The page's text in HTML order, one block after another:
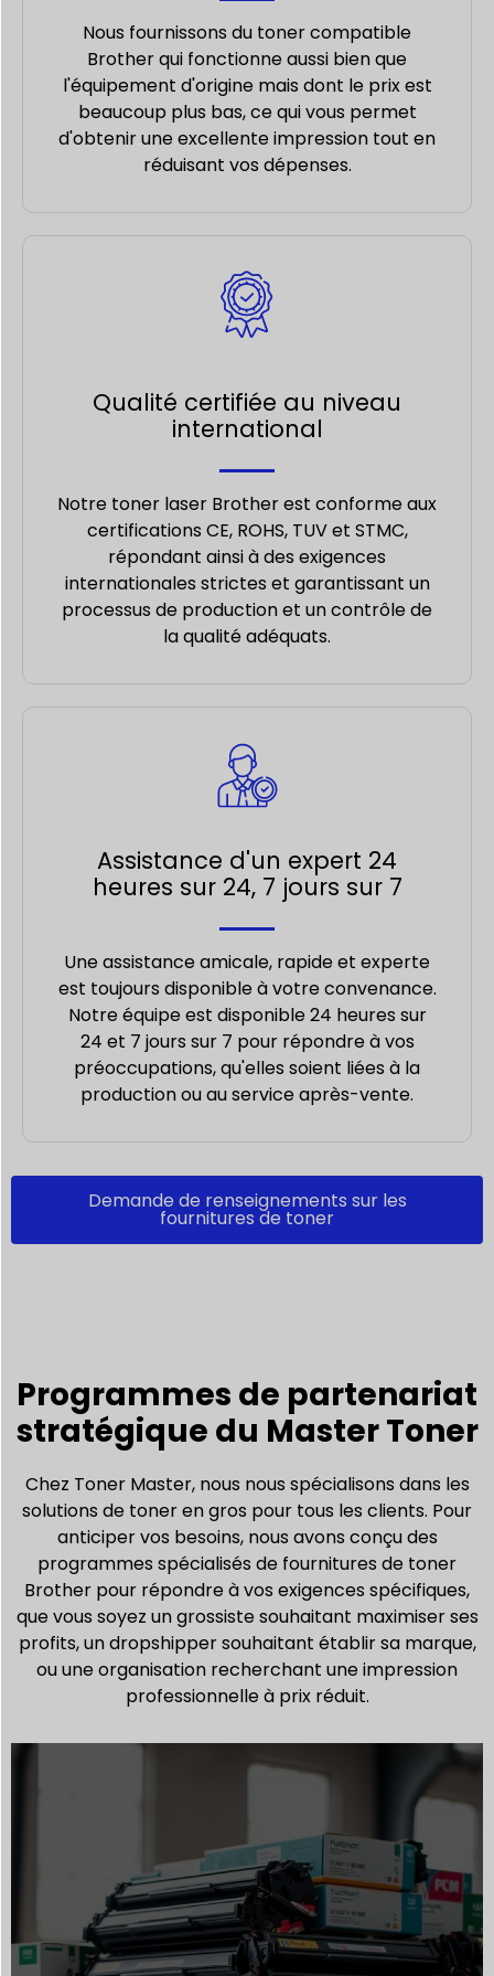
Nous fournissons du toner compatible
Brother qui fonctionne aussi bien que
l'équipement d'origine mais dont le prix est
beaucoup plus bas, ce qui vous permet
d'obtenir une excellente impression tout en
réduisant vos dépenses.
Qualité certifiée au niveau
international
Notre toner laser Brother est conforme aux
certifications CE, ROHS, TUV et STMC,
répondant ainsi à des exigences
internationales strictes et garantissant un
processus de production et un contrôle de
la qualité adéquats.
Assistance d'un expert 24
heures sur 24, 7 jours sur 7
Une assistance amicale, rapide et experte
est toujours disponible à votre convenance.
Notre équipe est disponible 24 heures sur
24 et 7 jours sur 7 pour répondre à vos
préoccupations, qu'elles soient liées à la
production ou au service après-vente.
Demande de renseignements sur les
fournitures de toner
Programmes de partenariat
stratégique du Master Toner
Chez Toner Master, nous nous spécialisons dans les
solutions de toner en gros pour tous les clients. Pour
anticiper vos besoins, nous avons conçu des
programmes spécialisés de fournitures de toner
Brother pour répondre à vos exigences spécifiques,
que vous soyez un grossiste souhaitant maximiser ses
profits, un dropshipper souhaitant établir sa marque,
ou une organisation recherchant une impression
professionnelle à prix réduit.